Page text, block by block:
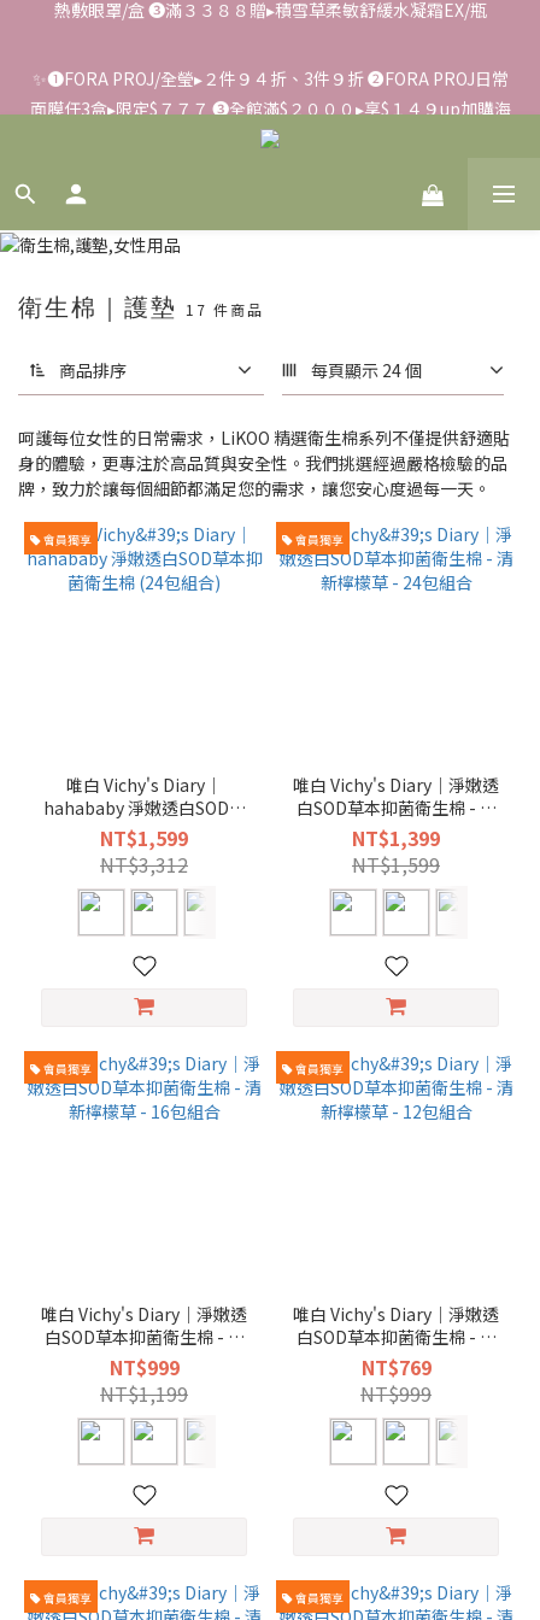
熱敷眼罩/盒 ❸滿３３８８贈▸積雪草柔敏舒緩水凝霜EX/瓶
面膜任3盒▸限定$７７７ ➌全館滿$２０００▸享$１４９up加購海
葡萄面膜
ATM，可致電02-6637-7373聯繫我們或是165反詐騙電話查證！
✨滿額好禮 ➊滿９９９贈▸彈力保濕面膜/盒 ➋滿１８８８贈▸蒸氣
熱敷眼罩/盒 ❸滿３３８８贈▸積雪草柔敏舒緩水凝霜EX/瓶
衛生棉｜護墊 17 件商品
商品排序 每頁顯示 24 個
呵護每位女性的日常需求，LiKOO 精選衛生棉系列不僅提供舒適貼
身的體驗，更專注於高品質與安全性。我們挑選經過嚴格檢驗的品
牌，致力於讓每個細節都滿足您的需求，讓您安心度過每一天。
會員獨享
唯白 Vichy's Diary｜
hahababy 淨嫩透白SOD草
本抑菌衛生棉 (24包組合)
NT$1,599
NT$3,312
會員獨享
唯白 Vichy's Diary｜淨嫩透
白SOD草本抑菌衛生棉 - 清
新檸檬草 - 24包組合
NT$1,399
NT$1,599
會員獨享
唯白 Vichy's Diary｜淨嫩透
白SOD草本抑菌衛生棉 - 清
新檸檬草 - 16包組合
NT$999
NT$1,199
會員獨享
唯白 Vichy's Diary｜淨嫩透
白SOD草本抑菌衛生棉 - 清
新檸檬草 - 12包組合
NT$769
NT$999
會員獨享 會員獨享